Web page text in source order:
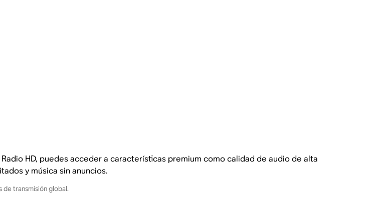
HD, puedes acceder a características premium como calidad de audio de alta
y música sin anuncios.
de transmisión global.